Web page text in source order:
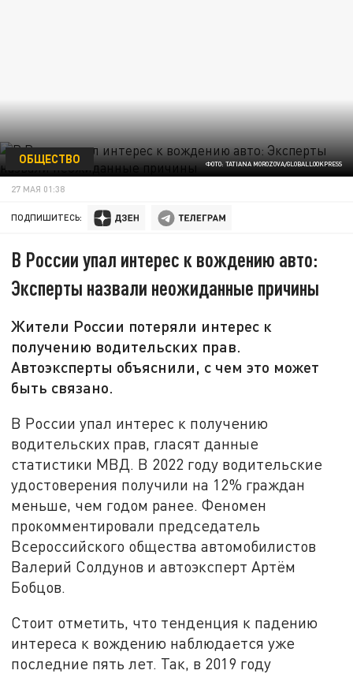
ФОТО: TATIANA MOROZOVA/GLOBALLOOKPRESS
ОБЩЕСТВО
27 МАЯ 01:38
ПОДПИШИТЕСЬ:
В России упал интерес к вождению авто:
Эксперты назвали неожиданные причины
Жители России потеряли интерес к
получению водительских прав.
Автоэксперты объяснили, с чем это может
быть связано.
В России упал интерес к получению
водительских прав, гласят данные
статистики МВД. В 2022 году водительские
удостоверения получили на 12% граждан
меньше, чем годом ранее. Феномен
прокомментировали председатель
Всероссийского общества автомобилистов
Валерий Солдунов и автоэксперт Артём
Бобцов.
Стоит отметить, что тенденция к падению
интереса к вождению наблюдается уже
последние пять лет. Так, в 2019 году